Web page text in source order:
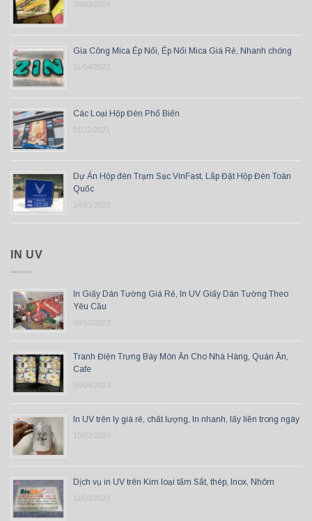
06/03/2024
Gia Công Mica Ép Nổi, Ép Nổi Mica Giá Rẻ, Nhanh chóng
11/04/2022
Các Loại Hộp Đèn Phổ Biến
01/11/2021
Dự Án Hộp đèn Trạm Sạc VinFast, Lắp Đặt Hộp Đèn Toàn
Quốc
14/01/2022
IN UV
In Giấy Dán Tường Giá Rẻ, In UV Giấy Dán Tường Theo
Yêu Cầu
09/10/2023
Tranh Điện Trưng Bày Món Ăn Cho Nhà Hàng, Quán Ăn,
Cafe
05/04/2024
In UV trên ly giá rẻ, chất lượng, In nhanh, lấy liền trong ngày
10/02/2023
Dịch vụ in UV trên Kim loại tấm Sắt, thép, Inox, Nhôm
11/03/2023